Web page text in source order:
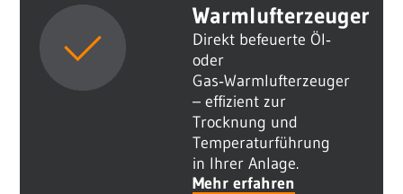
Warmlufterzeuger
Direkt befeuerte Öl‑
oder
Gas‑Warmlufterzeuger
– effizient zur
Trocknung und
Temperaturführung
in Ihrer Anlage.
Mehr erfahren